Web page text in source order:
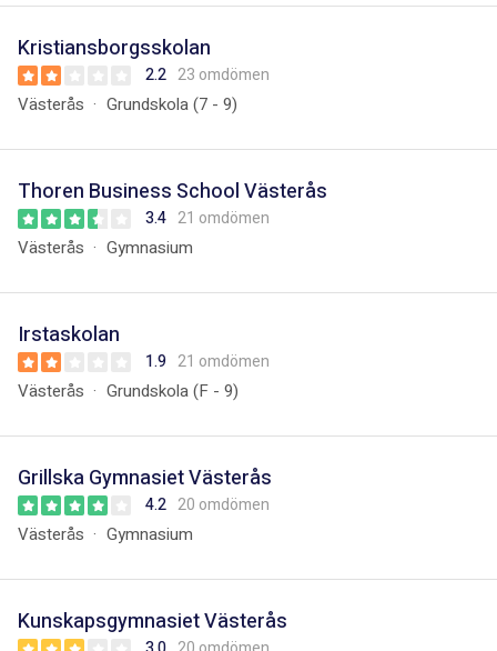
Kristiansborgsskolan
2.2 23 omdömen
Västerås Grundskola (7 - 9)
Thoren Business School Västerås
3.4 21 omdömen
Västerås Gymnasium
Irstaskolan
1.9 21 omdömen
Västerås Grundskola (F - 9)
Grillska Gymnasiet Västerås
4.2 20 omdömen
Västerås Gymnasium
Kunskapsgymnasiet Västerås